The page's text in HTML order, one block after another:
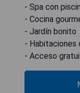
- Spa con
- Cocina
- Jardín bonito
- Habitaciones
- Acceso